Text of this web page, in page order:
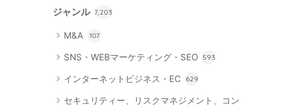
ジャンル 7,203
M&A 107
SNS・WEBマーケティング・SEO 593
インターネットビジネス・EC 629
セキュリティー、リスクマネジメント、コン